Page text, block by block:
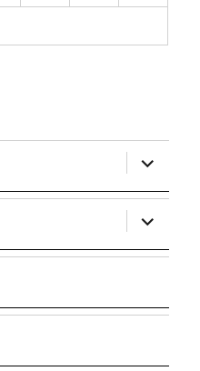
ouvrir
le
sous-
menu
ouvrir
le
sous-
menu